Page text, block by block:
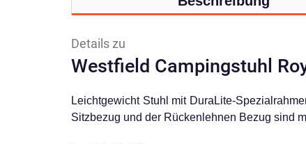
Details zu
Westfield Campingstuhl
Leichtgewicht Stuhl mit DuraLite-
Sitzbezug und der Rückenlehnen Bezug sind